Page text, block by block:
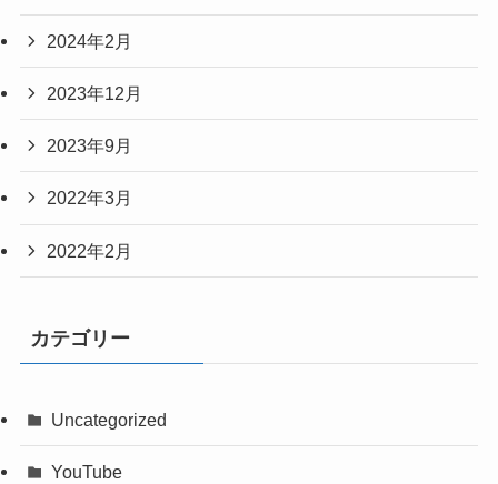
2024年2月
2023年12月
2023年9月
2022年3月
2022年2月
カテゴリー
Uncategorized
YouTube